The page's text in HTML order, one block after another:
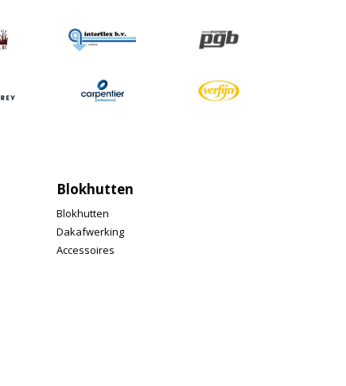
Blokhutten
Blokhutten
Dakafwerking
Accessoires